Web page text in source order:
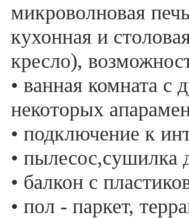
микроволновая
кухонная и
кресло),
• ванная комната
некоторых
• подключение к
• пылесос,сушилка
• балкон с
• пол - паркет,